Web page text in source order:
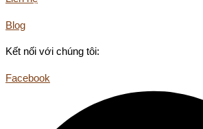
Blog
Kết nối với chúng tôi:
Facebook